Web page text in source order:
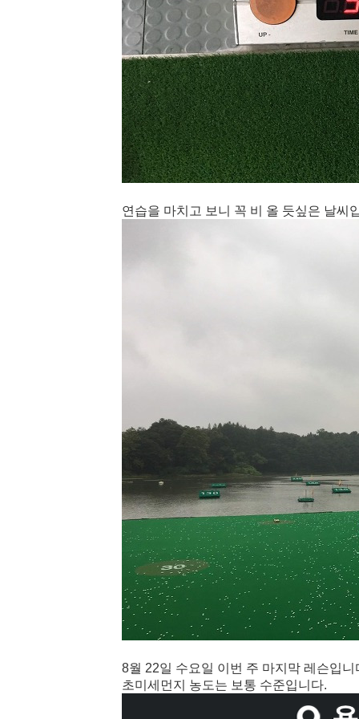
연습을 마치고 보니 꼭 비 올 듯싶은 날씨
8월 22일 수요일 이번 주 마지막 레슨입니
초미세먼지 농도는 보통 수준입니다.